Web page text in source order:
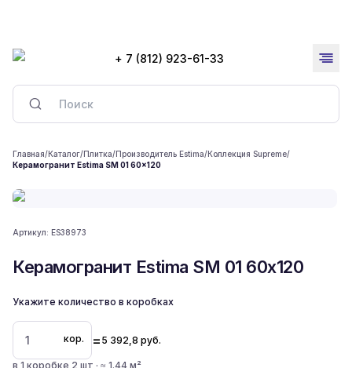
+ 7 (812) 923-61-33
Главная/Каталог/Плитка/Производитель Estima/Коллекция Supreme/
Керамогранит Estima SM 01 60x120
Артикул: ES38973
Керамогранит Estima SM 01 60x120
Укажите количество в коробках
кор. = 5 392,8 руб.
в 1 коробке 2 шт · ≈ 1.44 м²